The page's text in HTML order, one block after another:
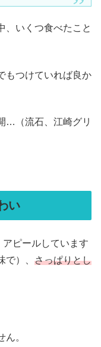
、いくつ食べたこと
もつけていれば良か
…（流石、江崎グリ
い
アピールしています
）、 さっぱりとし
。